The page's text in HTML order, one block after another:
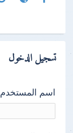
تسجيل الدخول
اسم المستخدم